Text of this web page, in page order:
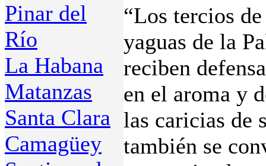
Pinar del
Río
La Habana
Matanzas
Santa Clara
Camagüey
“Los tercios
yaguas de la
reciben
en el aroma y
las caricias de
también se